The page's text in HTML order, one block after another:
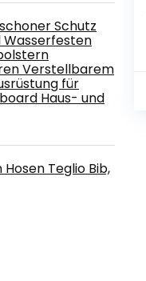
Schutz
Wasserfesten
Verstellbarem
für
Haus- und
Teglio Bib,